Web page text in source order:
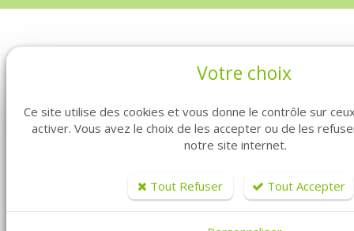
bon endroit. Fabre Graines vous propose la vente de graines en
ligne pour vous les professionnels.
Votre choix
Ce site utilise des cookies et vous donne le contrôle sur
activer. Vous avez le choix de les accepter ou de les
notre site internet.
Tout Refuser Tout Accepter